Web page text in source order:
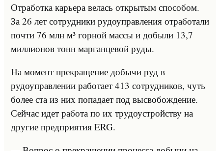
Отработка карьера велась открытым способом.
За 26 лет сотрудники рудоуправления отработали
почти 76 млн м³ горной массы и добыли 13,7
миллионов тонн марганцевой руды.
На момент прекращение добычи руд в
рудоуправлении работает 413 сотрудников, чуть
более ста из них попадает под высвобождение.
Сейчас идет работа по их трудоустройству на
другие предприятия ERG.